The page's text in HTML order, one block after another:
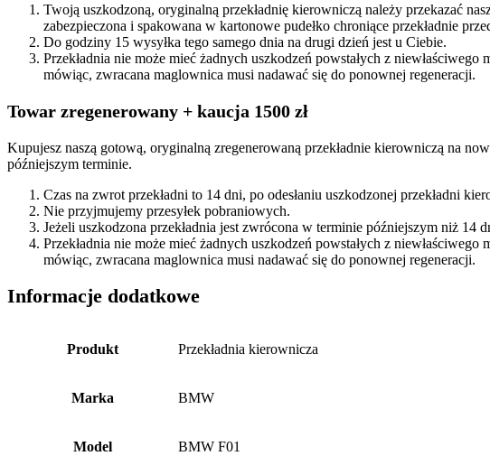
Twoją uszkodzoną, oryginalną przekładnię kierowniczą należy przekazać
zabezpieczona i spakowana w kartonowe pudełko chroniące przekładnie
Do godziny 15 wysyłka tego samego dnia na drugi dzień jest u Ciebie.
Przekładnia nie może mieć żadnych uszkodzeń powstałych z
mówiąc, zwracana maglownica musi nadawać się do ponownej regeneracji.
Towar zregenerowany + kaucja 1500 zł
Kupujesz naszą gotową, oryginalną zregenerowaną przekładnie kierowniczą na
późniejszym terminie.
Czas na zwrot przekładni to 14 dni, po odesłaniu uszkodzonej przekładni
Nie przyjmujemy przesyłek pobraniowych.
Jeżeli uszkodzona przekładnia jest zwrócona w terminie późniejszym niż
Przekładnia nie może mieć żadnych uszkodzeń powstałych z
mówiąc, zwracana maglownica musi nadawać się do ponownej regeneracji.
Informacje dodatkowe
Produkt Przekładnia kierownicza
Marka BMW
Model BMW F01